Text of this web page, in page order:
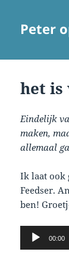
Peter
het is
Eindelijk
maken,
allemaal
Ik laat ook
Feedser.
ben!
Audio
Player
00:00